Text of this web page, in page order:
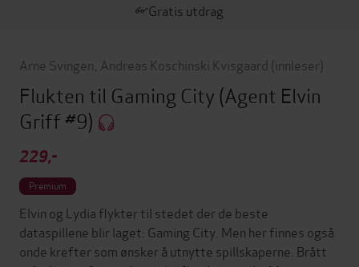
Gratis utdrag
Arne Svingen Andreas Koschinski Kvisgaard (innleser)
Flukten til Gaming City (Agent Elvin
Griff #9)
229,-
Premium
Elvin og Lydia flykter til stedet der de beste
dataspillene blir laget: Gaming City. Men her finnes også
onde krefter som ønsker å utnytte spillskaperne. Brått